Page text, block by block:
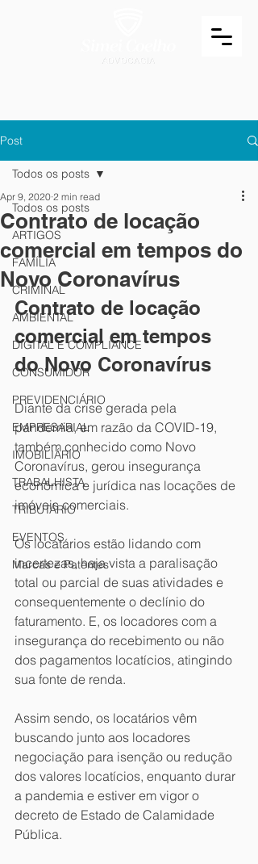
Post
Todos os posts
ARTIGOS
FAMÍLIA
CRIMINAL
AMBIENTAL
DIGITAL E COMPLIANCE
CONSUMIDOR
PREVIDENCIÁRIO
EMPRESARIAL
IMOBILIÁRIO
TRABALHISTA
TRIBUTÁRIO
EVENTOS
Marcas e Patentes
Todos os posts
Contrato de locação
comercial em tempos do
Novo Coronavírus
Apr 9, 2020 2 min read
Contrato de locação
comercial em tempos
do Novo Coronavírus
Diante da crise gerada pela
pandemia, em razão da COVID-19,
também conhecido como Novo
Coronavírus, gerou insegurança
econômica e jurídica nas locações de
imóveis comerciais.
Os locatários estão lidando com
incertezas, haja vista a paralisação
total ou parcial de suas atividades e
consequentemente o declínio do
faturamento. E, os locadores com a
insegurança do recebimento ou não
dos pagamentos locatícios, atingindo
sua fonte de renda.
Assim sendo, os locatários vêm
buscando junto aos locadores
negociação para isenção ou redução
dos valores locatícios, enquanto durar
a pandemia e estiver em vigor o
decreto de Estado de Calamidade
Pública.